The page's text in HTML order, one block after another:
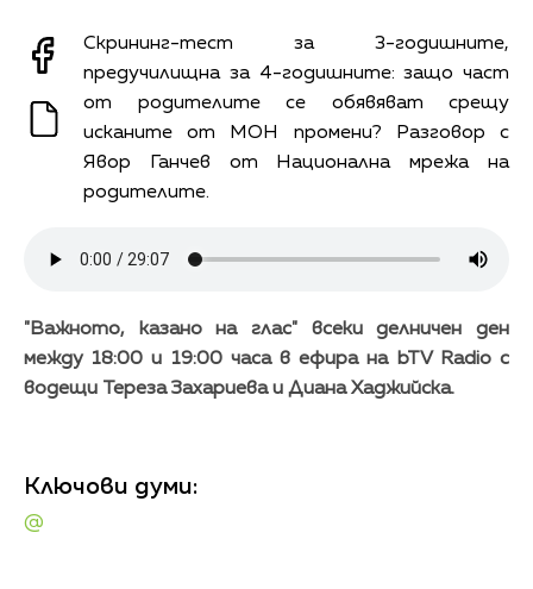
Скрининг-тест за 3-годишните,
предучилищна за 4-годишните: защо част
от родителите се обявяват срещу
исканите от МОН промени? Разговор с
Явор Ганчев от Национална мрежа на
родителите.
"Важното, казано на глас" всеки делничен ден
между 18:00 и 19:00 часа в ефира на bTV Radio с
водещи Тереза Захариева и Диана Хаджийска.
Ключови думи:
@